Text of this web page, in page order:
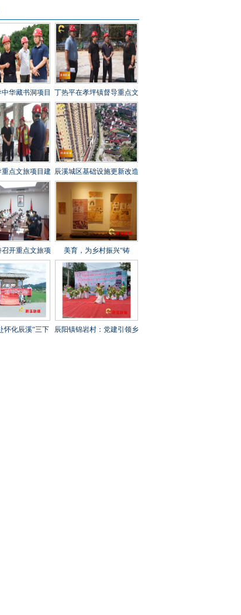
华藏书洞项目
强调 全力攻坚
全底线 打造经
精品文旅项目
丁热平在孝坪镇督导重点文
旅项目建设时强调 紧盯节
点 全力冲刺 高标准高质量
高效率推进项目建设
点文旅项目建
调 以匠心打造
化传承新地标
辰溪城区基础设施更新改造
工程全速推进
开重点文旅项
会 全力打造“福
”文旅新秀
美育，为乡村振兴“铸
魂”——辰溪县罗子山瑶族
乡学校开展大树艺术节
怀化辰溪“三下 辰阳镇锦岩村：党建引领乡